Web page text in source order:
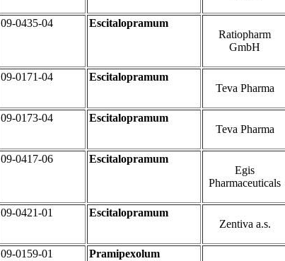
09-0435-04
Escitalopramum
Ratiopharm
GmbH
09-0171-04
Escitalopramum
Teva Pharma
09-0173-04
Escitalopramum
Teva Pharma
09-0417-06
Escitalopramum
Egis
Pharmaceuticals
09-0421-01
Escitalopramum
Zentiva a.s.
09-0159-01
Pramipexolum